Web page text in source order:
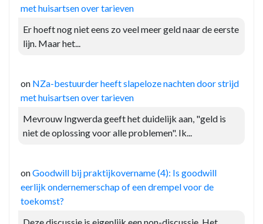
met huisartsen over tarieven
Er hoeft nog niet eens zo veel meer geld naar de eerste
lijn. Maar het...
on NZa-bestuurder heeft slapeloze nachten door strijd
met huisartsen over tarieven
Mevrouw Ingwerda geeft het duidelijk aan, "geld is
niet de oplossing voor alle problemen". Ik...
onGoodwill bij praktijkovername (4): Is goodwill
eerlijk ondernemerschap of een drempel voor de
toekomst?